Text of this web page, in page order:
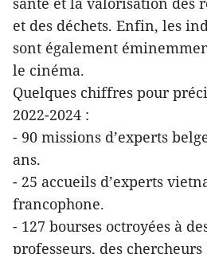
et des déchets. Enfin, les
sont également
le cinéma.
Quelques chiffres pour
2022-2024 :
- 90 missions d’experts
ans.
- 25 accueils d’experts
francophone.
- 127 bourses octroyées à
professeurs, des chercheurs